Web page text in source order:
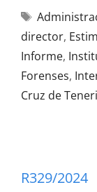
director,
Informe,
Forenses,
Cruz de
R329/2024